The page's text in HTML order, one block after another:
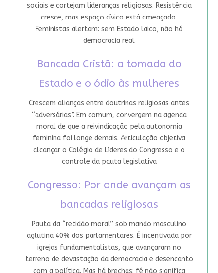
sociais e cortejam lideranças religiosas. Resistência
cresce, mas espaço cívico está ameaçado.
Feministas alertam: sem Estado laico, não há
democracia real
Bancada Cristã: a tomada do
Estado e o ódio às mulheres
Crescem alianças entre doutrinas religiosas antes
“adversárias”. Em comum, convergem na agenda
moral de que a reivindicação pela autonomia
feminina foi longe demais. Articulação objetiva
alcançar o Colégio de Líderes do Congresso e o
controle da pauta legislativa
Congresso: Por onde avançam as
bancadas religiosas
Pauta da “retidão moral” sob mando masculino
aglutina 40% dos parlamentares. É incentivada por
igrejas fundamentalistas, que avançaram no
terreno de devastação da democracia e desencanto
com a política. Mas há brechas: fé não significa